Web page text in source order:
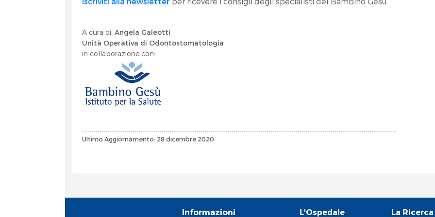
A cura di:Angela Galeotti
Unità Operativa di Odontostomatologia
in collaborazione con:
Ultimo Aggiornamento: 28 dicembre 2020
Informazioni L'Ospedale La Ricerca